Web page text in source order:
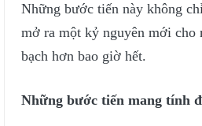
Những bước tiến này không
mở ra một kỷ nguyên mới cho
bạch hơn bao giờ hết.
Những bước tiến mang tính